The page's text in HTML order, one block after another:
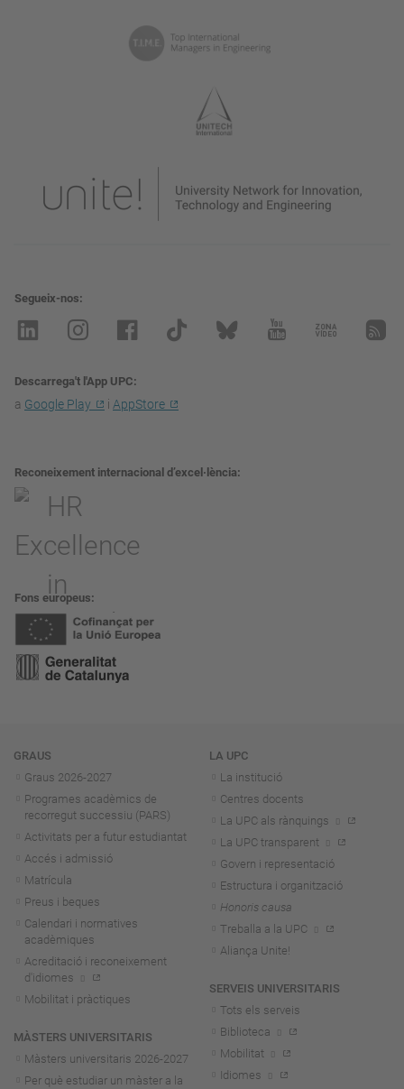
Segueix-nos
Descarrega't l'App UPC
a Google Play i AppStore
Reconeixement internacional d’excel·lència
Fons europeus
Navegació
GRAUS
Graus 2026-2027
Programes acadèmics de
recorregut successiu (PARS)
Activitats per a futur estudiantat
Accés i admissió
Matrícula
Preus i beques
Calendari i normatives
acadèmiques
Acreditació i reconeixement
d'idiomes
Mobilitat i pràctiques
MÀSTERS UNIVERSITARIS
Màsters universitaris 2026-2027
Per què estudiar un màster a la
LA UPC
La institució
Centres docents
La UPC als rànquings
La UPC transparent
Govern i representació
Estructura i organització
Honoris causa
Treballa a la UPC
Aliança Unite!
SERVEIS UNIVERSITARIS
Tots els serveis
Biblioteca
Mobilitat
Idiomes